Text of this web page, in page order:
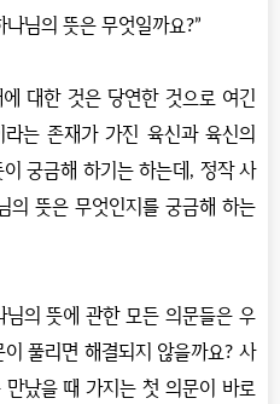
님의 뜻은 무엇일까요?”
대한 것은 당연한 것으로 여긴
는 존재가 가진 육신과 육신의
궁금해 하기는 하는데, 정작 사
의 뜻은 무엇인지를 궁금해 하는
의 뜻에 관한 모든 의문들은 우
풀리면 해결되지 않을까요? 사
났을 때 가지는 첫 의문이 바로